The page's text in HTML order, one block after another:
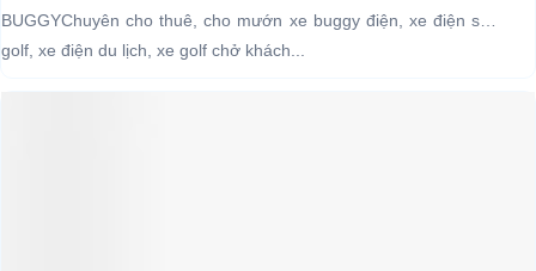
BUGGYChuyên cho thuê, cho mướn xe buggy điện, xe điện sân
golf, xe điện du lịch, xe golf chở khách...